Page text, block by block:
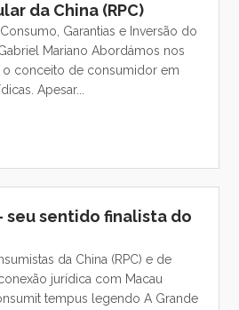
da China (RPC)
Garantias e Inversão do
Mariano Abordámos nos
o conceito de consumidor em
Apesar...
seu sentido finalista do
da China (RPC) e de
jurídica com Macau
tempus legendo A Grande